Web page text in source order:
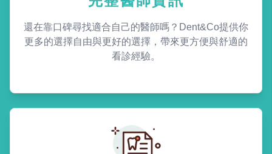
還在靠口碑尋找適合自己的醫師嗎？Dent&Co提供你
更多的選擇自由與更好的選擇，帶來更方便與舒適的
看診經驗。